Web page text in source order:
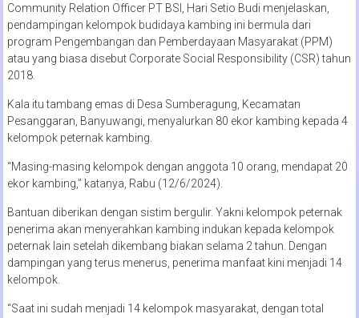
Community Relation Officer PT BSI, Hari Setio Budi menjelaskan,
pendampingan kelompok budidaya kambing ini bermula dari
program Pengembangan dan Pemberdayaan Masyarakat (PPM)
atau yang biasa disebut Corporate Social Responsibility (CSR) tahun
2018.
Kala itu tambang emas di Desa Sumberagung, Kecamatan
Pesanggaran, Banyuwangi, menyalurkan 80 ekor kambing kepada 4
kelompok peternak kambing.
“Masing-masing kelompok dengan anggota 10 orang, mendapat 20
ekor kambing,” katanya, Rabu (12/6/2024).
Bantuan diberikan dengan sistim bergulir. Yakni kelompok peternak
penerima akan menyerahkan kambing indukan kepada kelompok
peternak lain setelah dikembang biakan selama 2 tahun. Dengan
dampingan yang terus menerus, penerima manfaat kini menjadi 14
kelompok.
“Saat ini sudah menjadi 14 kelompok masyarakat, dengan total